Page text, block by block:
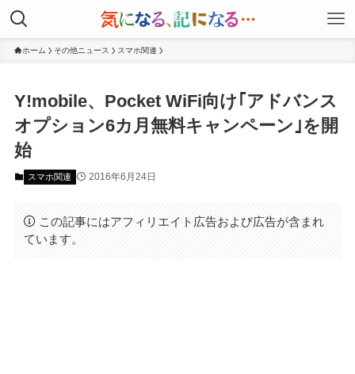
ホーム その他ニュース スマホ関連
Y!mobile、Pocket WiFi向け｢アドバンス
オプション6カ月無料キャンペーン｣を開
始
スマホ関連 2016年6月24日
この記事にはアフィリエイト広告および広告が含まれ
ています。